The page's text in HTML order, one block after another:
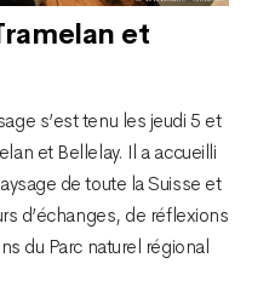
et
s’est tenu les jeudi 5 et
et Bellelay. Il a accueilli
de toute la Suisse et
d’échanges, de réflexions
du Parc naturel régional